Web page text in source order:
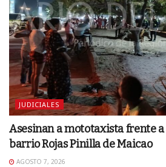
JUDICIALES
Asesinan a mototaxista frente
barrio Rojas Pinilla de Maicao
AGOSTO 7, 2026